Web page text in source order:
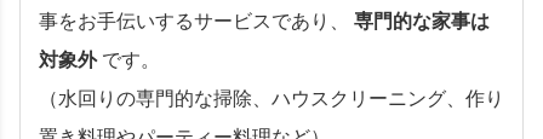
事をお手伝いするサービスであり、 専門的な家事は
対象外です。
（水回りの専門的な掃除、ハウスクリーニング、作り